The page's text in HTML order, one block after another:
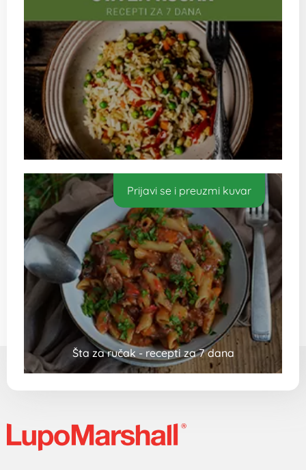
Prijavi se i preuzmi kuvar
Šta za ručak - recepti za 7 dana